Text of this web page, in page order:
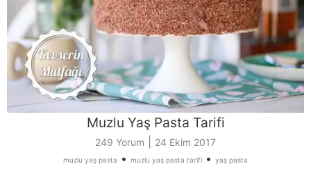
Muzlu Yaş Pasta Tarifi
249 Yorum 24 Ekim 2017
muzlu yaş pasta • muzlu yaş pasta tarifi • yaş pasta